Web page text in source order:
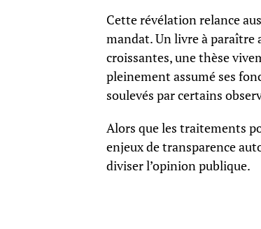
Cette révélation relance
mandat. Un livre à paraître
croissantes, une thèse
pleinement assumé ses
soulevés par certains
Alors que les traitements
enjeux de transparence
diviser l’opinion publique.